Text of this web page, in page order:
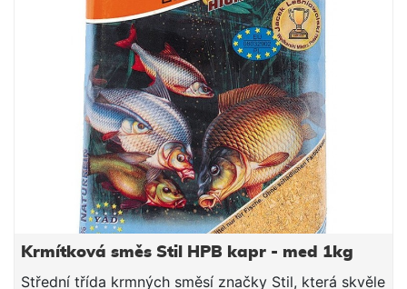
Krmítková směs Stil HPB kapr - med 1kg
Střední třída krmných směsí značky Stil, která skvěle